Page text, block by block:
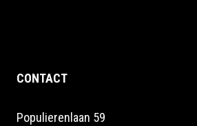
CONTACT
Populierenlaan 59